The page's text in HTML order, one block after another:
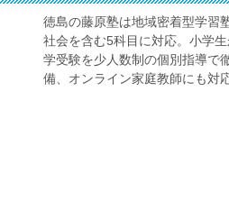
徳島の藤原塾は地域密着型学習
社会を含む5科目に対応。小学
学受験を少人数制の個別指導で
備、オンライン家庭教師にも対